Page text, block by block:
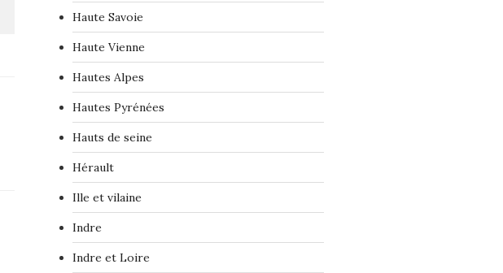
Haute Savoie
Haute Vienne
Hautes Alpes
Hautes Pyrénées
Hauts de seine
Hérault
Ille et vilaine
Indre
Indre et Loire